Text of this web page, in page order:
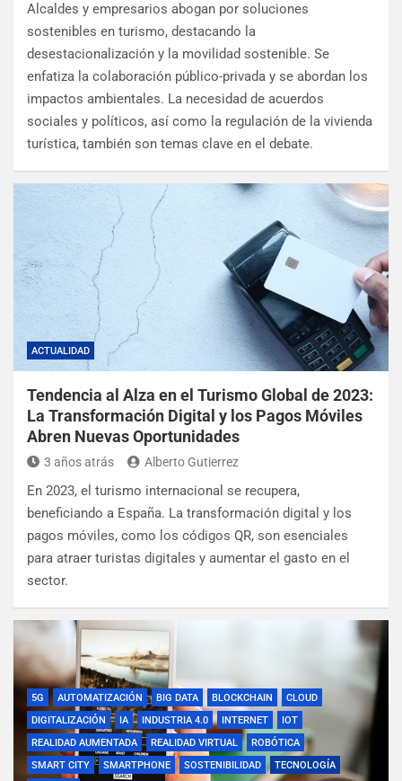
Alcaldes y empresarios abogan por soluciones
sostenibles en turismo, destacando la
desestacionalización y la movilidad sostenible. Se
enfatiza la colaboración público-privada y se abordan los
impactos ambientales. La necesidad de acuerdos
sociales y políticos, así como la regulación de la vivienda
turística, también son temas clave en el debate.
ACTUALIDAD
Tendencia al Alza en el Turismo Global de 2023:
La Transformación Digital y los Pagos Móviles
Abren Nuevas Oportunidades
3 años atrás Alberto Gutierrez
En 2023, el turismo internacional se recupera,
beneficiando a España. La transformación digital y los
pagos móviles, como los códigos QR, son esenciales
para atraer turistas digitales y aumentar el gasto en el
sector.
5G AUTOMATIZACIÓN BIG DATA BLOCKCHAIN
CLOUD
DIGITALIZACIÓN
IA INDUSTRIA 4.0 INTERNET
IOT
REALIDAD AUMENTADA
REALIDAD VIRTUAL
ROBÓTICA
SMART CITY
SMARTPHONE SOSTENIBILIDAD
TECNOLOGÍA